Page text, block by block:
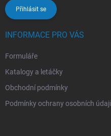
Přihlásit se
INFORMACE PRO VÁS
Formuláře
Katalogy a letáčky
Obchodní podmínky
Podmínky ochrany osobních